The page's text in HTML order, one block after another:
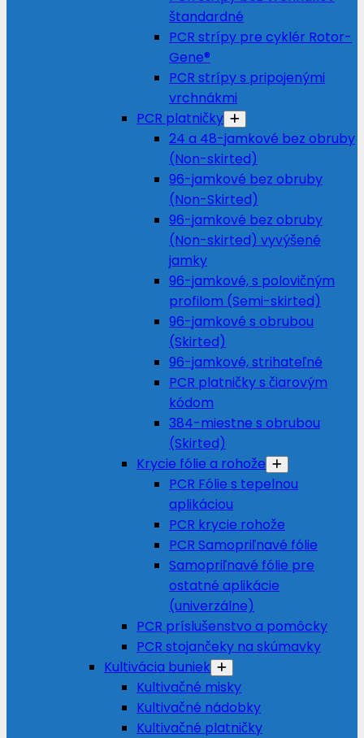
štandardné
PCR strípy pre cyklér Rotor-
Gene®
PCR strípy s pripojenými
vrchnákmi
PCR platničky
24 a 48-jamkové bez obruby
(Non-skirted)
96-jamkové bez obruby
(Non-Skirted)
96-jamkové bez obruby
(Non-skirted) vyvýšené
jamky
96-jamkové, s polovičným
profilom (Semi-skirted)
96-jamkové s obrubou
(Skirted)
96-jamkové, strihateľné
PCR platničky s čiarovým
kódom
384-miestne s obrubou
(Skirted)
Krycie fólie a rohože
PCR Fólie s tepelnou
aplikáciou
PCR krycie rohože
PCR Samopriľnavé fólie
Samopriľnavé fólie pre
ostatné aplikácie
(univerzálne)
PCR príslušenstvo a pomôcky
PCR stojančeky na skúmavky
Kultivácia buniek
Kultivačné misky
Kultivačné nádobky
Kultivačné platničky